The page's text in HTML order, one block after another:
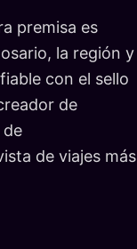
premisa es
la región y
con el sello
de
de
de viajes más